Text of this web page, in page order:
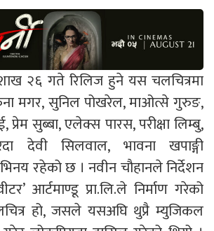
२६ गते रिलिज हुने यस चलचित्रमा
मगर, सुनिल पोखरेल, माओत्से गुरुङ,
प्रेम सुब्बा, एलेक्स पारस, परीक्षा लिम्बु,
देवी सिलवाल, भावना खपाङ्गी
रहेको छ । नवीन चौहानले निर्देशन
आर्टमाण्डू प्रा.लि.ले निर्माण गरेको
हो, जसले यसअघि थुप्रै म्युजिकल